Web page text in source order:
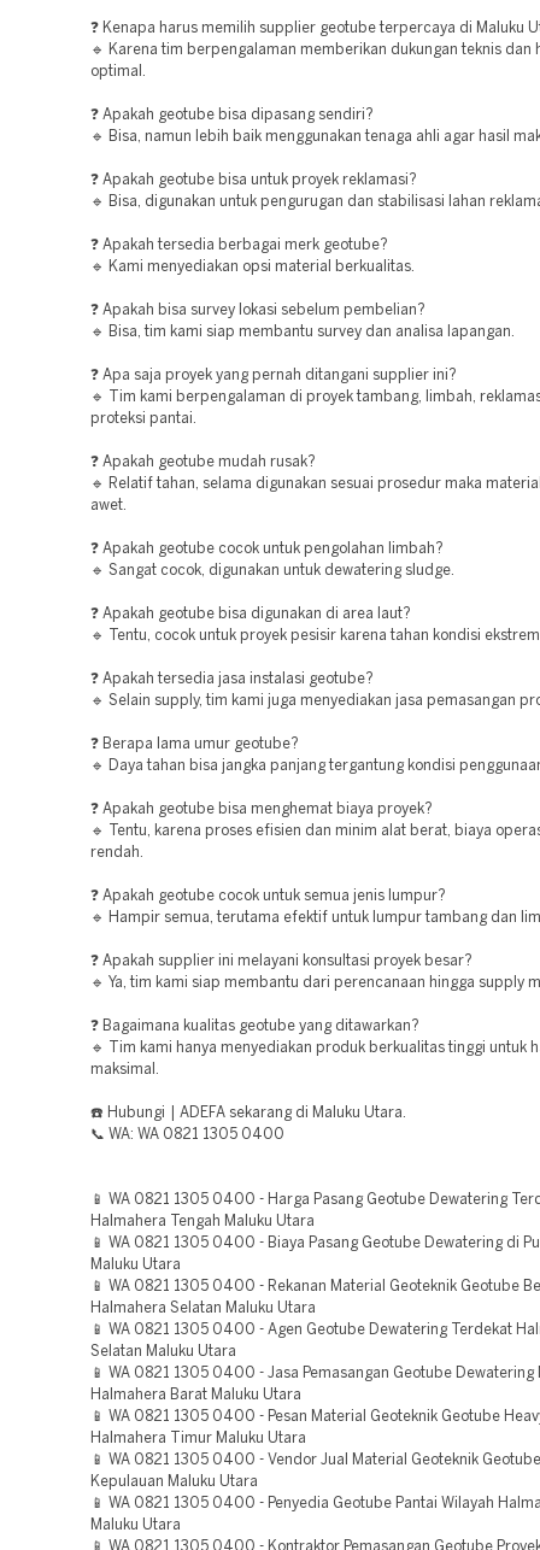
❓ Kenapa harus memilih supplier geotube terpercaya di Maluku
🔹 Karena tim berpengalaman memberikan dukungan teknis dan
optimal.
❓ Apakah geotube bisa dipasang sendiri?
🔹 Bisa, namun lebih baik menggunakan tenaga ahli agar hasil
❓ Apakah geotube bisa untuk proyek reklamasi?
🔹 Bisa, digunakan untuk pengurugan dan stabilisasi lahan
❓ Apakah tersedia berbagai merk geotube?
🔹 Kami menyediakan opsi material berkualitas.
❓ Apakah bisa survey lokasi sebelum pembelian?
🔹 Bisa, tim kami siap membantu survey dan analisa lapangan.
❓ Apa saja proyek yang pernah ditangani supplier ini?
🔹 Tim kami berpengalaman di proyek tambang, limbah,
proteksi pantai.
❓ Apakah geotube mudah rusak?
🔹 Relatif tahan, selama digunakan sesuai prosedur maka
awet.
❓ Apakah geotube cocok untuk pengolahan limbah?
🔹 Sangat cocok, digunakan untuk dewatering sludge.
❓ Apakah geotube bisa digunakan di area laut?
🔹 Tentu, cocok untuk proyek pesisir karena tahan kondisi
❓ Apakah tersedia jasa instalasi geotube?
🔹 Selain supply, tim kami juga menyediakan jasa pemasangan
❓ Berapa lama umur geotube?
🔹 Daya tahan bisa jangka panjang tergantung kondisi
❓ Apakah geotube bisa menghemat biaya proyek?
🔹 Tentu, karena proses efisien dan minim alat berat, biaya
rendah.
❓ Apakah geotube cocok untuk semua jenis lumpur?
🔹 Hampir semua, terutama efektif untuk lumpur tambang dan
❓ Apakah supplier ini melayani konsultasi proyek besar?
🔹 Ya, tim kami siap membantu dari perencanaan hingga supply
❓ Bagaimana kualitas geotube yang ditawarkan?
🔹 Tim kami hanya menyediakan produk berkualitas tinggi untuk
maksimal.
☎️ Hubungi | ADEFA sekarang di Maluku Utara.
📞 WA: WA 0821 1305 0400
📱 WA 0821 1305 0400 - Harga Pasang Geotube Dewatering
Halmahera Tengah Maluku Utara
📱 WA 0821 1305 0400 - Biaya Pasang Geotube Dewatering di
Maluku Utara
📱 WA 0821 1305 0400 - Rekanan Material Geoteknik Geotube
Halmahera Selatan Maluku Utara
📱 WA 0821 1305 0400 - Agen Geotube Dewatering Terdekat
Selatan Maluku Utara
📱 WA 0821 1305 0400 - Jasa Pemasangan Geotube Dewatering
Halmahera Barat Maluku Utara
📱 WA 0821 1305 0400 - Pesan Material Geoteknik Geotube
Halmahera Timur Maluku Utara
📱 WA 0821 1305 0400 - Vendor Jual Material Geoteknik
Kepulauan Maluku Utara
📱 WA 0821 1305 0400 - Penyedia Geotube Pantai Wilayah
Maluku Utara
📱 WA 0821 1305 0400 - Kontraktor Pemasangan Geotube